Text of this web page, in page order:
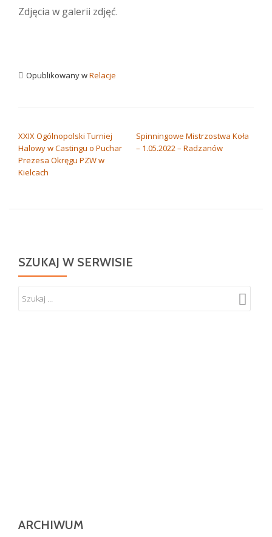
Zdjęcia w galerii zdjęć.
Opublikowany wRelacje
XXIX Ogólnopolski Turniej
Halowy w Castingu o Puchar
Prezesa Okręgu PZW w
Kielcach
Spinningowe Mistrzostwa Koła
– 1.05.2022 – Radzanów
SZUKAJ W SERWISIE
ARCHIWUM